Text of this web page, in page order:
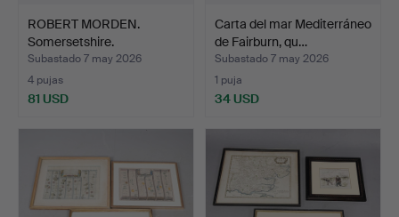
ROBERT MORDEN.
Somersetshire.
Subastado 7 may 2026
4 pujas
81 USD
Carta del mar Mediterráneo
de Fairburn, qu…
Subastado 7 may 2026
1 puja
34 USD